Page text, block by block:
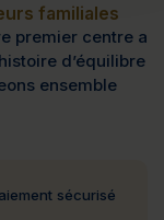
familiales
premier centre a
d’équilibre
ensemble
sécurisé